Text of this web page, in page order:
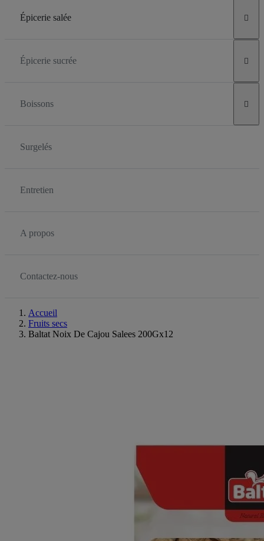
Épicerie salée 
Épicerie sucrée 
Boissons 
Surgelés
Entretien
A propos
Contactez-nous
Accueil
Fruits secs
Baltat Noix De Cajou Salees 200Gx12